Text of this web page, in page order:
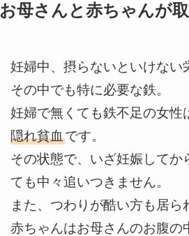
お母さんと赤ちゃんが取
妊婦中、摂らないといけない
その中でも特に必要な鉄。
妊婦で無くても鉄不足の女性
隠れ貧血です。
その状態で、いざ妊娠して
ても中々追いつきません。
また、つわりが酷い方も居ら
赤ちゃんはお母さんのお腹の